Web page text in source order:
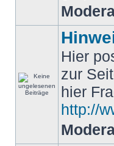
Hier
zur
hier
http://